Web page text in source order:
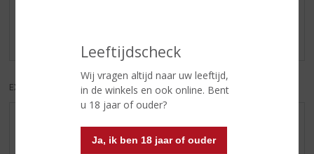
Leeftijdscheck
Wij vragen altijd naar uw leeftijd,
in de winkels en ook online. Bent
u 18 jaar of ouder?
Ja, ik ben 18 jaar of ouder
EXCL. BTW INCL. BTW
AANBIEDINGEN
WIJN VAN DE MAAND